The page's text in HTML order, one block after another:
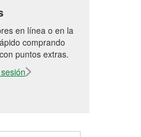
en línea o en la
comprando
puntos extras.